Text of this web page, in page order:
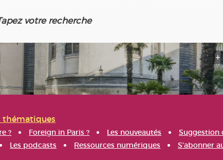
thématiques
? Foreign in Paris ? Les nouveautés Suggestion
Les podcasts Ressources numériques S'abonner